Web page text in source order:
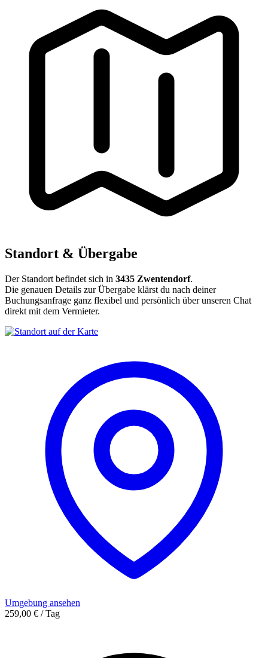
Standort & Übergabe
Der Standort befindet sich in 3435 Zwentendorf.
Die genauen Details zur Übergabe klärst du nach deiner
Buchungsanfrage ganz flexibel und persönlich über unseren Chat
direkt mit dem Vermieter.
Umgebung ansehen
259,00 € / Tag